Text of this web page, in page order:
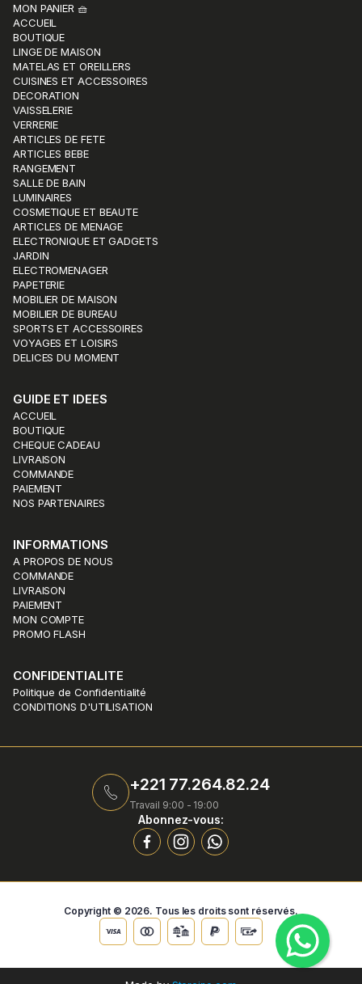
MON PANIER 🧺
ACCUEIL
BOUTIQUE
LINGE DE MAISON
MATELAS ET OREILLERS
CUISINES ET ACCESSOIRES
DECORATION
VAISSELERIE
VERRERIE
ARTICLES DE FETE
ARTICLES BEBE
RANGEMENT
SALLE DE BAIN
LUMINAIRES
COSMETIQUE ET BEAUTE
ARTICLES DE MENAGE
ELECTRONIQUE ET GADGETS
JARDIN
ELECTROMENAGER
PAPETERIE
MOBILIER DE MAISON
MOBILIER DE BUREAU
SPORTS ET ACCESSOIRES
VOYAGES ET LOISIRS
DELICES DU MOMENT
GUIDE ET IDEES
ACCUEIL
BOUTIQUE
CHEQUE CADEAU
LIVRAISON
COMMANDE
PAIEMENT
NOS PARTENAIRES
INFORMATIONS
A PROPOS DE NOUS
COMMANDE
LIVRAISON
PAIEMENT
MON COMPTE
PROMO FLASH
CONFIDENTIALITE
Politique de Confidentialité
CONDITIONS D'UTILISATION
+221 77.264.82.24
Travail 9:00 - 19:00
Abonnez-vous:
Copyright © 2026. Tous les droits sont réservés.